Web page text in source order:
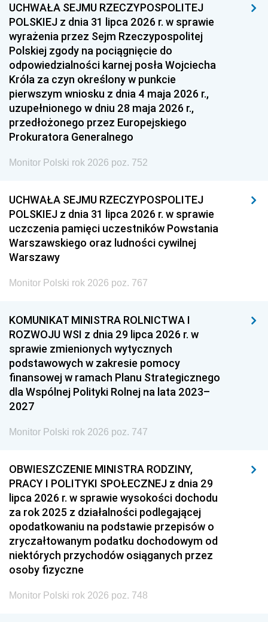
UCHWAŁA SEJMU RZECZYPOSPOLITEJ
POLSKIEJ z dnia 31 lipca 2026 r. w sprawie
wyrażenia przez Sejm Rzeczypospolitej
Polskiej zgody na pociągnięcie do
odpowiedzialności karnej posła Wojciecha
Króla za czyn określony w punkcie
pierwszym wniosku z dnia 4 maja 2026 r.,
uzupełnionego w dniu 28 maja 2026 r.,
przedłożonego przez Europejskiego
Prokuratora Generalnego
Monitor Polski rok 2026 poz. 752
UCHWAŁA SEJMU RZECZYPOSPOLITEJ
POLSKIEJ z dnia 31 lipca 2026 r. w sprawie
uczczenia pamięci uczestników Powstania
Warszawskiego oraz ludności cywilnej
Warszawy
Monitor Polski rok 2026 poz. 767
KOMUNIKAT MINISTRA ROLNICTWA I
ROZWOJU WSI z dnia 29 lipca 2026 r. w
sprawie zmienionych wytycznych
podstawowych w zakresie pomocy
finansowej w ramach Planu Strategicznego
dla Wspólnej Polityki Rolnej na lata 2023–
2027
Monitor Polski rok 2026 poz. 747
OBWIESZCZENIE MINISTRA RODZINY,
PRACY I POLITYKI SPOŁECZNEJ z dnia 29
lipca 2026 r. w sprawie wysokości dochodu
za rok 2025 z działalności podlegającej
opodatkowaniu na podstawie przepisów o
zryczałtowanym podatku dochodowym od
niektórych przychodów osiąganych przez
osoby fizyczne
Monitor Polski rok 2026 poz. 748